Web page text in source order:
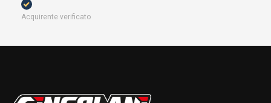
Acquirente verificato